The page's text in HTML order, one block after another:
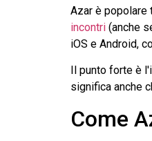
Azar è popolare
incontri (anche
iOS e Android,
Il punto forte è
significa anche
Come